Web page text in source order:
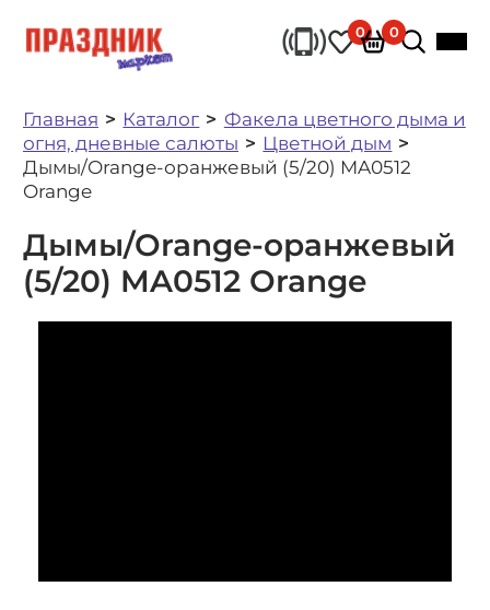
0 0
Главная Каталог
Факела цветного дыма и
огня, дневные салюты
Цветной дым
Дымы/Orange-оранжевый (5/20) MA0512
Orange
Дымы/Orange-оранжевый
(5/20) MA0512 Orange